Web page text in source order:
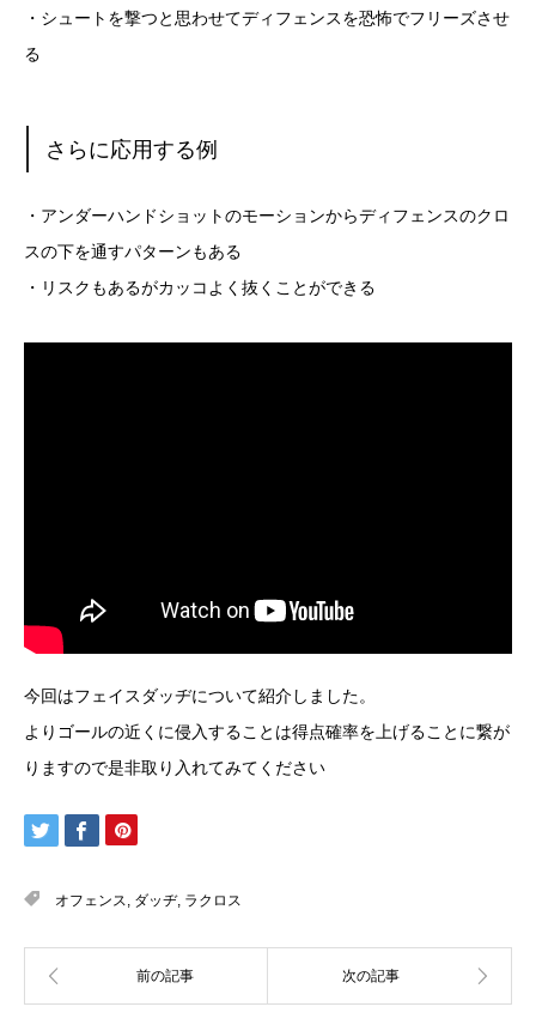
・シュートを撃つと思わせてディフェンスを恐怖でフリーズさせ
る
さらに応用する例
・アンダーハンドショットのモーションからディフェンスのクロ
スの下を通すパターンもある
・リスクもあるがカッコよく抜くことができる
今回はフェイスダッヂについて紹介しました。
よりゴールの近くに侵入することは得点確率を上げることに繋が
りますので是非取り入れてみてください
オフェンス ダッヂ, ラクロス